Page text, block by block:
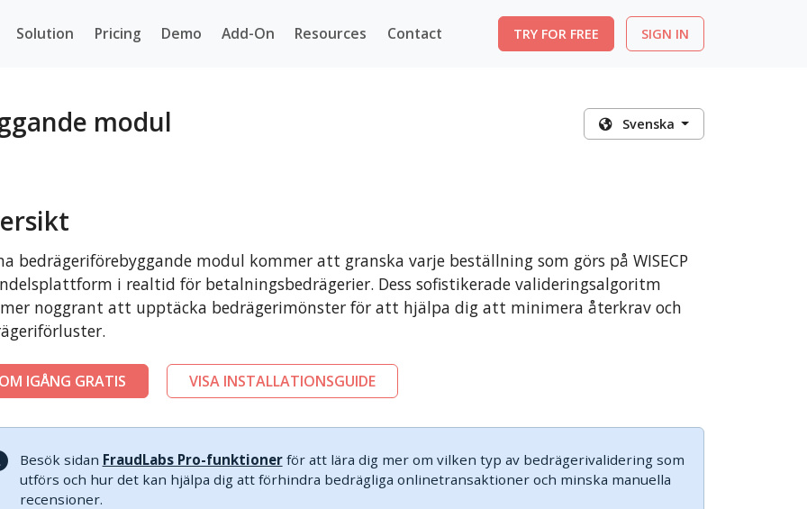
Solution Pricing Demo Add-On Resources Contact TRY FOR FREE SIGN IN
modul Svenska
bedrägeriförebyggande modul kommer att granska varje beställning som görs på WISECP
i realtid för betalningsbedrägerier. Dess sofistikerade valideringsalgoritm
noggrant att upptäcka bedrägerimönster för att hjälpa dig att minimera återkrav och
IGÅNG GRATIS VISA INSTALLATIONSGUIDE
Besök sidan FraudLabs Pro-funktionerför att lära dig mer om vilken typ av bedrägerivalidering som
utförs och hur det kan hjälpa dig att förhindra bedrägliga onlinetransaktioner och minska manuella
recensioner.